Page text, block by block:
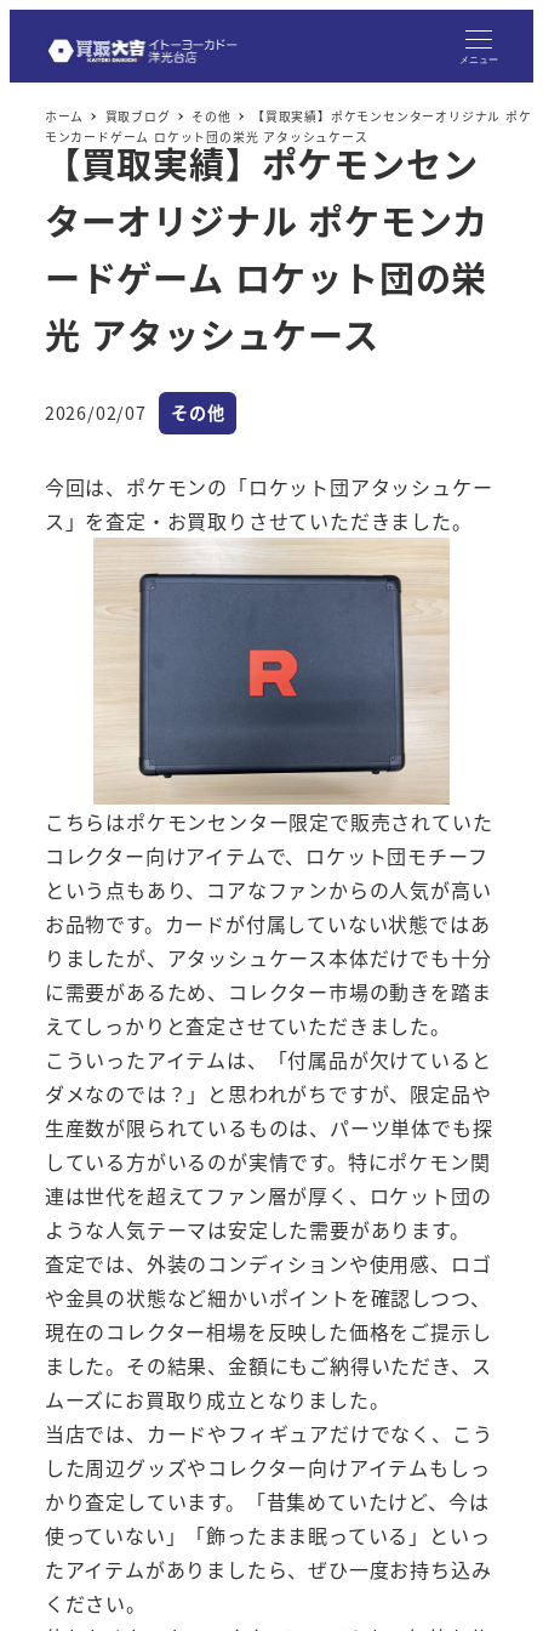
メニュー
ホーム 買取ブログ その他
【買取実績】ポケモンセンターオリジナル ポケ
モンカードゲーム ロケット団の栄光 アタッシュケース
【買取実績】ポケモンセン
ターオリジナル ポケモンカ
ードゲーム ロケット団の栄
光 アタッシュケース
投稿日
2026/02/07 カテゴリー
その他
今回は、ポケモンの「ロケット団アタッシュケー
ス」を査定・お買取りさせていただきました。
こちらはポケモンセンター限定で販売されていた
コレクター向けアイテムで、ロケット団モチーフ
という点もあり、コアなファンからの人気が高い
お品物です。カードが付属していない状態ではあ
りましたが、アタッシュケース本体だけでも十分
に需要があるため、コレクター市場の動きを踏ま
えてしっかりと査定させていただきました。
こういったアイテムは、「付属品が欠けていると
ダメなのでは？」と思われがちですが、限定品や
生産数が限られているものは、パーツ単体でも探
している方がいるのが実情です。特にポケモン関
連は世代を超えてファン層が厚く、ロケット団の
ような人気テーマは安定した需要があります。
査定では、外装のコンディションや使用感、ロゴ
や金具の状態など細かいポイントを確認しつつ、
現在のコレクター相場を反映した価格をご提示し
ました。その結果、金額にもご納得いただき、ス
ムーズにお買取り成立となりました。
当店では、カードやフィギュアだけでなく、こう
した周辺グッズやコレクター向けアイテムもしっ
かり査定しています。「昔集めていたけど、今は
使っていない」「飾ったまま眠っている」といっ
たアイテムがありましたら、ぜひ一度お持ち込み
ください。